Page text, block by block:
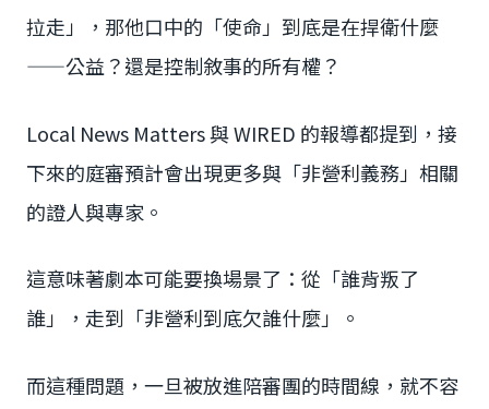
拉走」，那他口中的「使命」到底是在捍衛什麼
——公益？還是控制敘事的所有權？
Local News Matters 與 WIRED 的報導都提到，接
下來的庭審預計會出現更多與「非營利義務」相關
的證人與專家。
這意味著劇本可能要換場景了：從「誰背叛了
誰」，走到「非營利到底欠誰什麼」。
而這種問題，一旦被放進陪審團的時間線，就不容